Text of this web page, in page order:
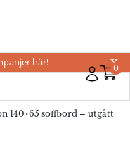
0
här! X
140×65 soffbord – utgått